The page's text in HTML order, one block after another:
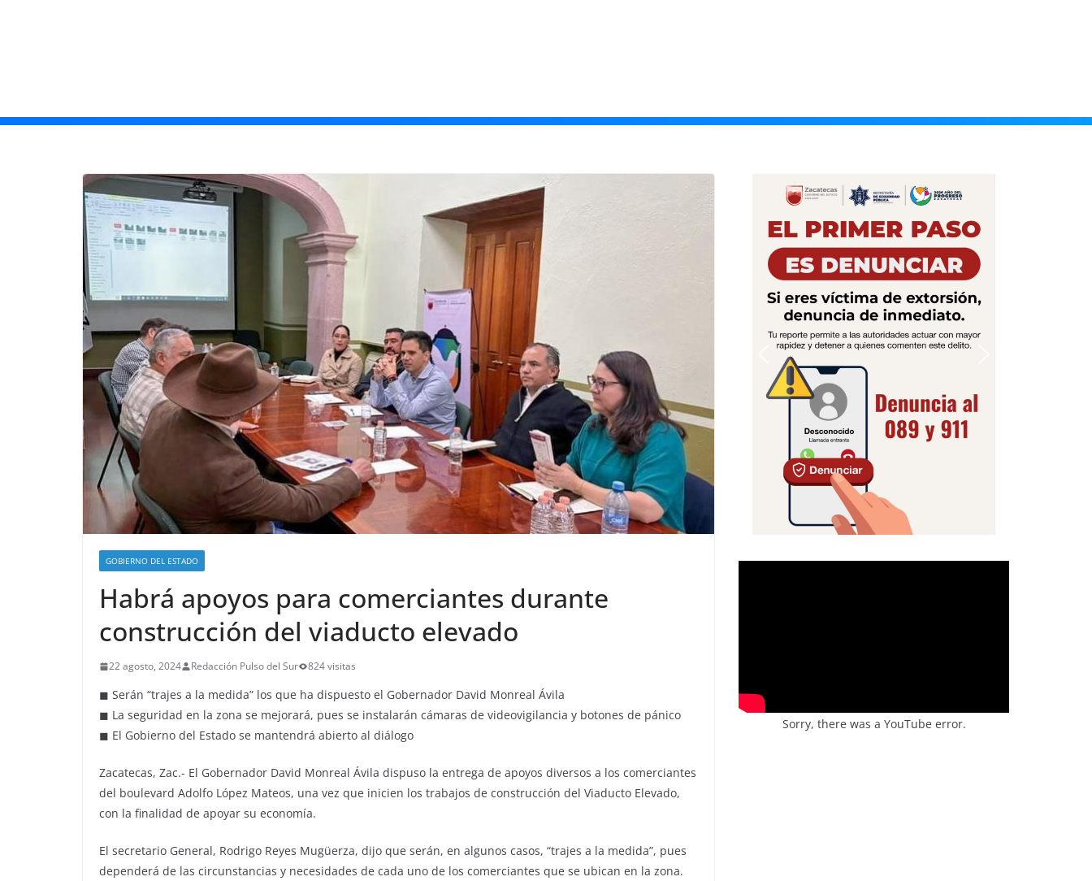
GOBIERNO DEL ESTADO
Habrá apoyos para comerciantes durante
construcción del viaducto elevado
22 agosto, 2024 Redacción Pulso del Sur 824 visitas
◼ Serán “trajes a la medida” los que ha dispuesto el Gobernador David Monreal Ávila
◼ La seguridad en la zona se mejorará, pues se instalarán cámaras de videovigilancia y botones de pánico
◼ El Gobierno del Estado se mantendrá abierto al diálogo
Zacatecas, Zac.- El Gobernador David Monreal Ávila dispuso la entrega de apoyos diversos a los comerciantes
del boulevard Adolfo López Mateos, una vez que inicien los trabajos de construcción del Viaducto Elevado,
con la finalidad de apoyar su economía.
El secretario General, Rodrigo Reyes Mugüerza, dijo que serán, en algunos casos, “trajes a la medida”, pues
dependerá de las circunstancias y necesidades de cada uno de los comerciantes que se ubican en la zona.
Sorry, there was a YouTube error.